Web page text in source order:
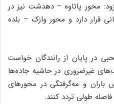
محور پاتاوه – دهدشت نیز در
قرار دارد و محور وازک – بلده
در پایان از رانندگان خواست
غیرضروری در حاشیه جاده‌ها
باران و مه‌گرفتگی در محورهای
طولی تردد کنند.